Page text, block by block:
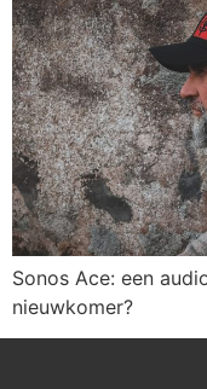
Sonos Ace: een
nieuwkomer?